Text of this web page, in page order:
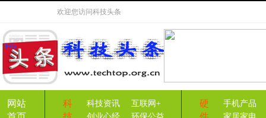
欢迎您访问科技头条
网站
科
科技资讯
互联网+
硬
手机产品